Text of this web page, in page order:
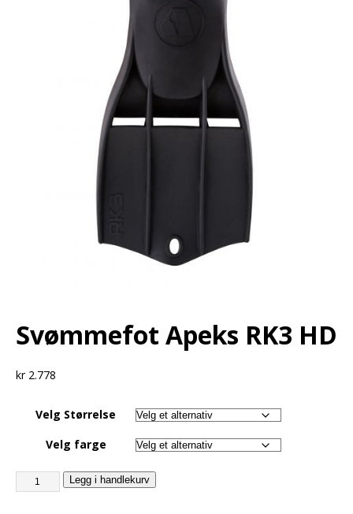
Svømmefot Apeks RK3 HD
kr2.778
Velg Størrelse
Velg farge
Legg i handlekurv